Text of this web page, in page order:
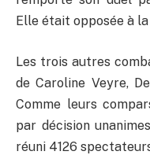
Elle était opposée à
Les trois autres
de Caroline Veyre,
Comme leurs
par décision
réuni 4126